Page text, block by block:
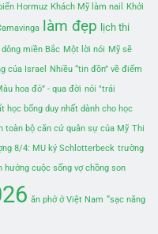
Hormuz Khách Mỹ làm nail Khởi
làm đẹp lịch thi
miền Bắc Một lời nói Mỹ sẽ
của Israel
Nhiều “tin đồn” về điểm
hoa đỏ” - qua đời nói "trải
học bổng duy nhất dành cho học
toàn bộ căn cứ quân sự của Mỹ Thi
8/4: MU ký Schlotterbeck trường
hưởng cuộc sống vợ chồng son
ăn phở ở Việt Nam “sạc năng